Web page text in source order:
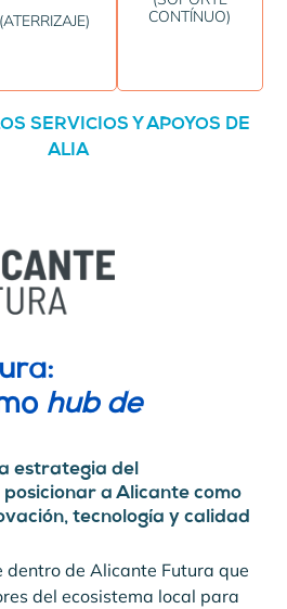
(ATERRIZAJE)
integración ágil.
CONTÍNUO)
Estamos
comprometidos con
SERVICIOS Y APOYOS DE
ALIA
hub de
estrategia del
a Alicante como
tecnología y calidad
dentro de Alicante Futura que
del ecosistema local para